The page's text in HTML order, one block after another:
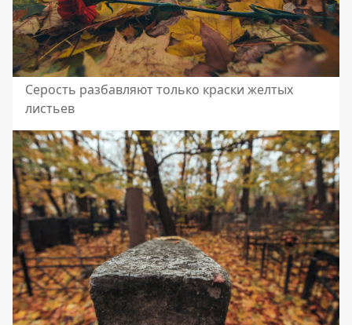
Серость разбавляют только краски желтых
листьев